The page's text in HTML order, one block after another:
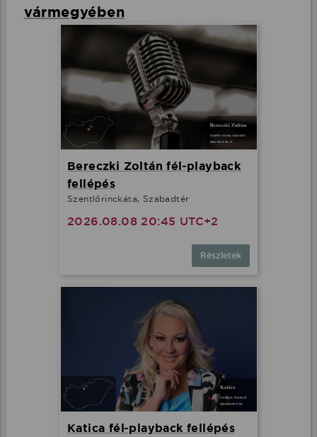
vármegyében
Bereczki Zoltán fél-playback
fellépés
Szentlőrinckáta, Szabadtér
2026.08.08 20:45 UTC+2
Részletek
Katica fél-playback fellépés